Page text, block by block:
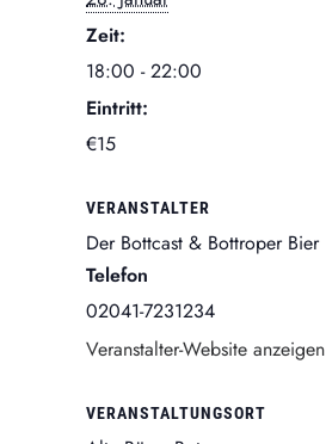
Zeit:
18:00 - 22:00
Eintritt:
€15
VERANSTALTUNGSORT
VERANSTALTER
Der Bottcast & Bottroper Bier
Telefon
02041-7231234
Veranstalter-Website anzeigen